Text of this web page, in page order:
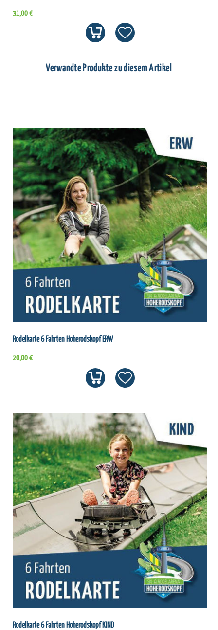
31,00 €
Verwandte Produkte zu diesem Artikel
Rodelkarte 6 Fahrten Hoherodskopf ERW
20,00 €
Rodelkarte 6 Fahrten Hoherodskopf KIND